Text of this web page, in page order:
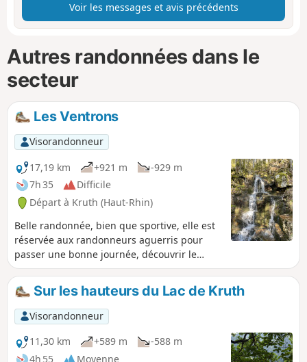
Voir les messages et avis précédents
Autres randonnées dans le
secteur
Les Ventrons
Visorandonneur
17,19 km
+921 m
-929 m
7h 35
Difficile
Départ à Kruth (Haut-Rhin)
Belle randonnée, bien que sportive, elle est
réservée aux randonneurs aguerris pour
passer une bonne journée, découvrir le
biotope et profiter de nombreux points de
vue. Sur les hauteurs du Lac de Kruth
Visorandonneur
11,30 km
+589 m
-588 m
4h 55
Moyenne